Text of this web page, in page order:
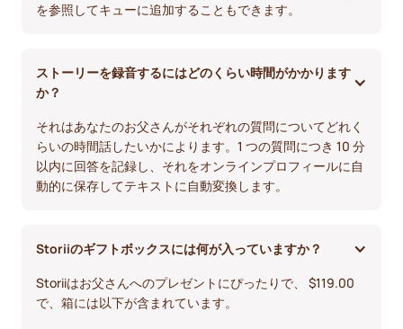
を参照してキューに追加することもできます。
ストーリーを録音するにはどのくらい時間がかかります
か？
それはあなたのお父さんがそれぞれの質問についてどれく
らいの時間話したいかによります。1 つの質問につき 10 分
以内に回答を記録し、それをオンラインプロフィールに自
動的に保存してテキストに自動変換します。
Storiiのギフトボックスには何が入っていますか？
Storiiはお父さんへのプレゼントにぴったりで、‎ $119.00
で、箱には以下が含まれています。